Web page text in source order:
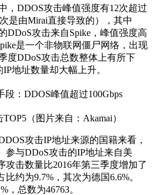
DDOS攻击峰值强度有12次超过
是由Mirai直接导致的），其中
DDoS攻击来自Spike，峰值强度高
是一个非物联网僵尸网络，出现
度DDoS攻击总数整体上有所下
地址数量却大幅上升。
（图片来自：Akamai）
攻击IP地址来源的国籍来看，
参与DDoS攻击的IP地址来自美
攻击数量比2016年第三季度增加了
约为9.7%，其次为德国6.6%。
，总数为46763。